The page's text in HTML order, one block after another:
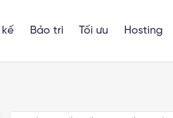
Bảo trì Tối ưu Hosting